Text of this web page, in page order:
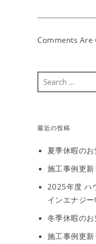
Comments Are
最近の投稿
夏季休暇のお
施工事例更新
2025年度 ハ
インエナジ
冬季休暇のお
施工事例更新